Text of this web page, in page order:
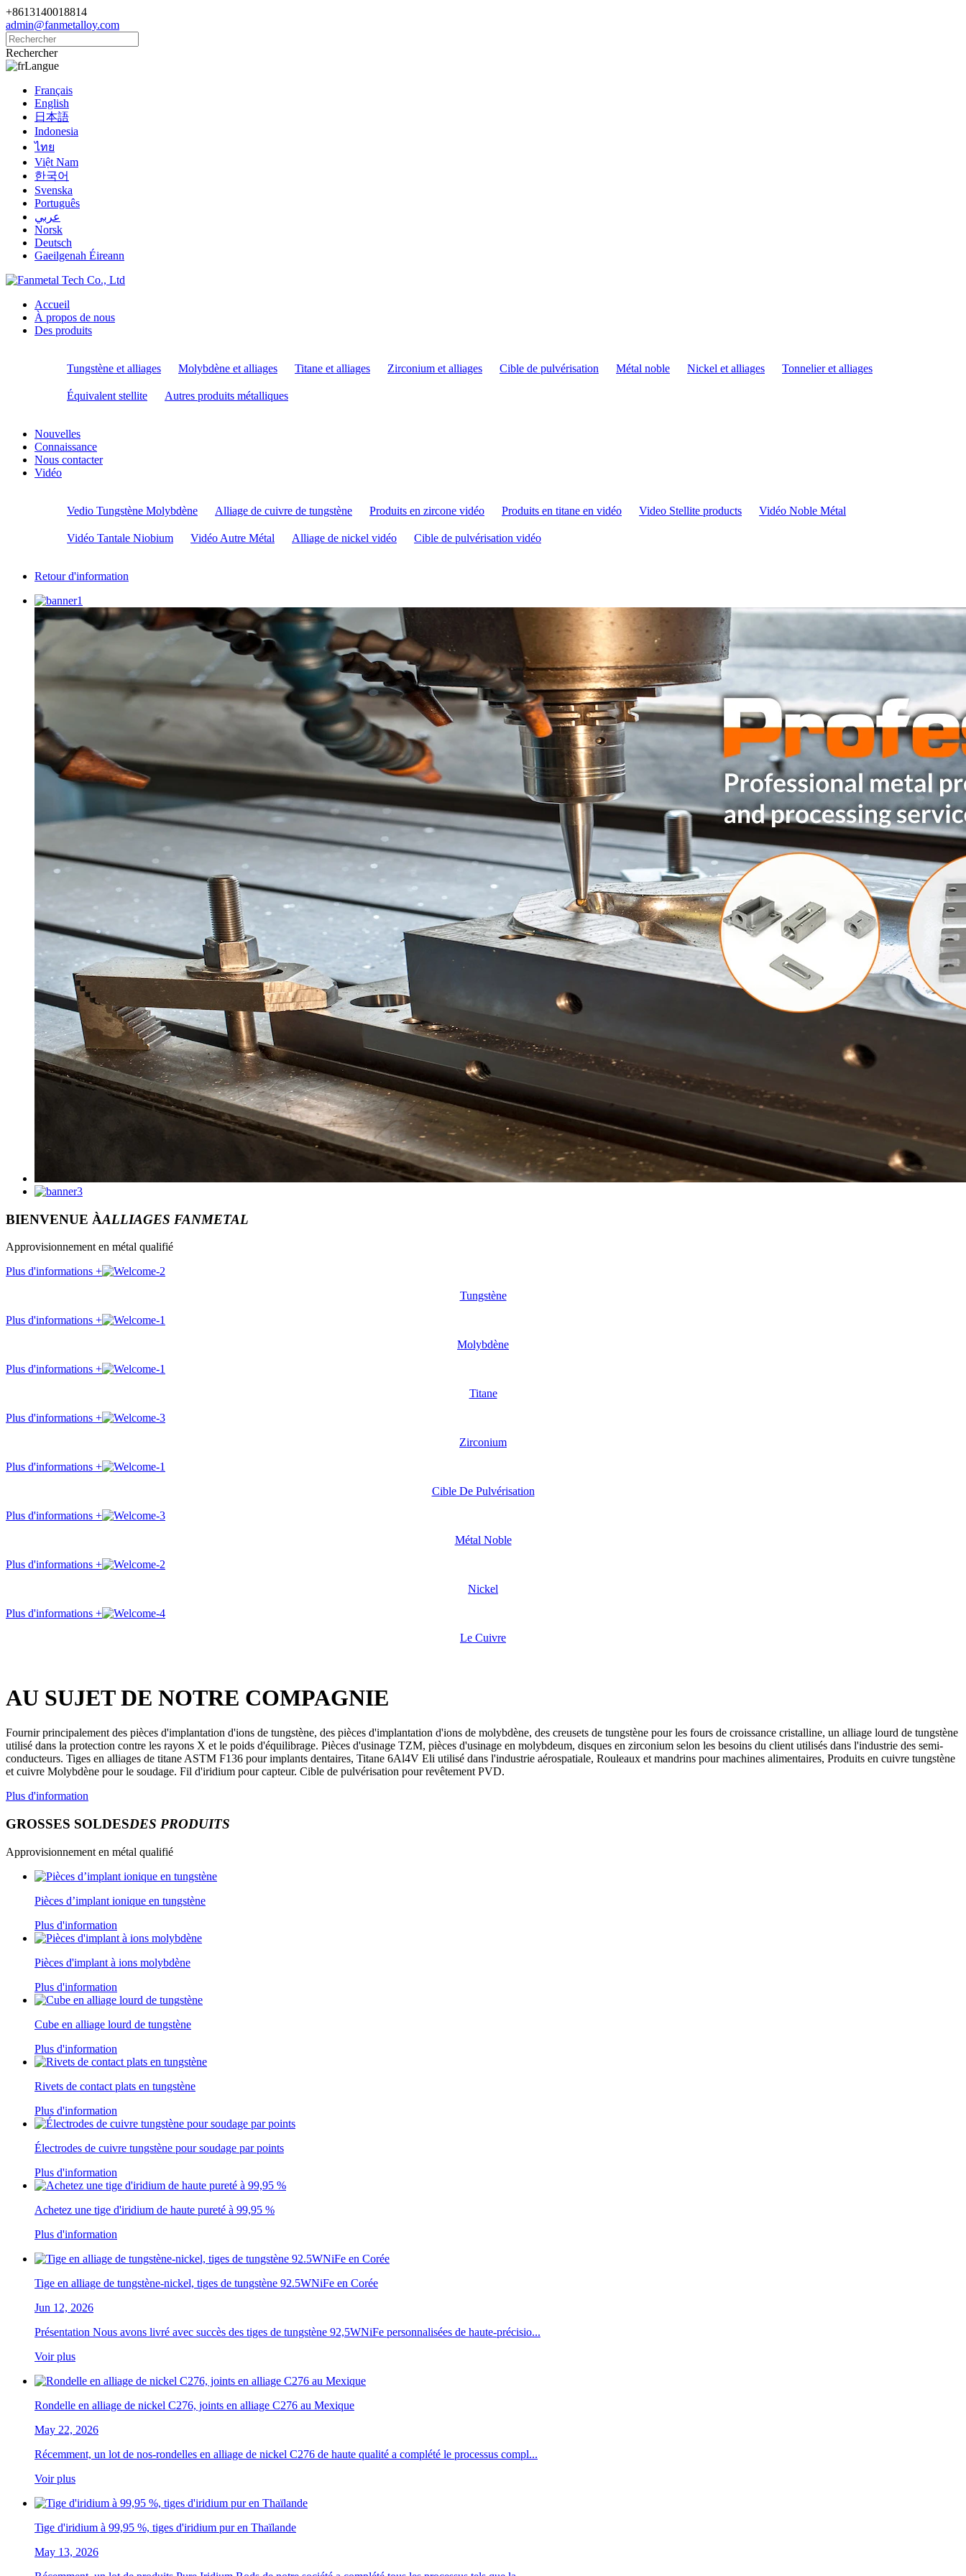
+8613140018814
admin@fanmetalloy.com
Rechercher
Langue
Français
English
日本語
Indonesia
ไทย
Việt Nam
한국어
Svenska
Português
عربي
Norsk
Deutsch
Gaeilgenah Éireann
Accueil
À propos de nous
Des produits
Tungstène et alliages Molybdène et alliages Titane et alliages Zirconium et alliages Cible de pulvérisation Métal noble Nickel et alliages Tonnelier et alliages
Équivalent stellite Autres produits métalliques
Nouvelles
Connaissance
Nous contacter
Vidéo
Vedio Tungstène Molybdène Alliage de cuivre de tungstène Produits en zircone vidéo Produits en titane en vidéo Video Stellite products Vidéo Noble Métal
Vidéo Tantale Niobium Vidéo Autre Métal Alliage de nickel vidéo Cible de pulvérisation vidéo
Retour d'information
BIENVENUE ÀALLIAGES FANMETAL
Approvisionnement en métal qualifié
Plus d'informations +
Tungstène
Plus d'informations +
Molybdène
Plus d'informations +
Titane
Plus d'informations +
Zirconium
Plus d'informations +
Cible De Pulvérisation
Plus d'informations +
Métal Noble
Plus d'informations +
Nickel
Plus d'informations +
Le Cuivre
AU SUJET DE NOTRE COMPAGNIE
Fournir principalement des pièces d'implantation d'ions de tungstène, des pièces d'implantation d'ions de molybdène, des creusets de tungstène pour les fours de croissance cristalline, un alliage lourd de tungstène
utilisé dans la protection contre les rayons X et le poids d'équilibrage. Pièces d'usinage TZM, pièces d'usinage en molybdeum, disques en zirconium selon les besoins du client utilisés dans l'industrie des semi-
conducteurs. Tiges en alliages de titane ASTM F136 pour implants dentaires, Titane 6Al4V Eli utilisé dans l'industrie aérospatiale, Rouleaux et mandrins pour machines alimentaires, Produits en cuivre tungstène
et cuivre Molybdène pour le soudage. Fil d'iridium pour capteur. Cible de pulvérisation pour revêtement PVD.
Plus d'information
GROSSES SOLDESDES PRODUITS
Approvisionnement en métal qualifié
Pièces d’implant ionique en tungstène
Plus d'information
Pièces d'implant à ions molybdène
Plus d'information
Cube en alliage lourd de tungstène
Plus d'information
Rivets de contact plats en tungstène
Plus d'information
Électrodes de cuivre tungstène pour soudage par points
Plus d'information
Achetez une tige d'iridium de haute pureté à 99,95 %
Plus d'information
Tige en alliage de tungstène-nickel, tiges de tungstène 92.5WNiFe en Corée
Jun 12, 2026
Présentation Nous avons livré avec succès des tiges de tungstène 92,5WNiFe personnalisées de haute-précisio...
Voir plus
Rondelle en alliage de nickel C276, joints en alliage C276 au Mexique
May 22, 2026
Récemment, un lot de nos-rondelles en alliage de nickel C276 de haute qualité a complété le processus compl...
Voir plus
Tige d'iridium à 99,95 %, tiges d'iridium pur en Thaïlande
May 13, 2026